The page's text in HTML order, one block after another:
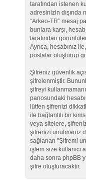
tarafından istenen
adresinizin dışında
“Arkeo-TR” mesaj
bunlara karşı,
tarafından
Ayrıca, hesabınız
postalar oluşturup
Şifreniz güvenlik
şifrelenmiştir.
şifreyi
panosundaki
lütfen şifrenizi
ile bağlantılı bir
veya sitelere,
şifrenizi unutmanız
sağlanan "Şifremi
işlem size kullanıcı
daha sonra phpBB
şifre oluşturacaktır.